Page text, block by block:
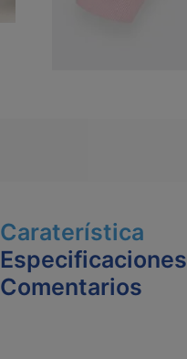
Caraterística
Especificaciones
Comentarios